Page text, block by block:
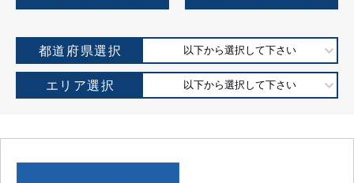
都道府県選択 以下から選択して下さい
エリア選択 以下から選択して下さい